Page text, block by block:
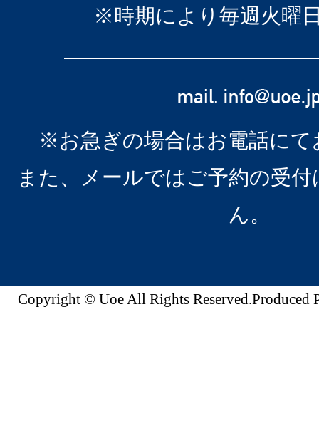
※時期により毎週火曜
※お急ぎの場合はお電話にて
また、メールではご予約の受
ん。
Copyright © Uoe All Rights Reserved.Produced